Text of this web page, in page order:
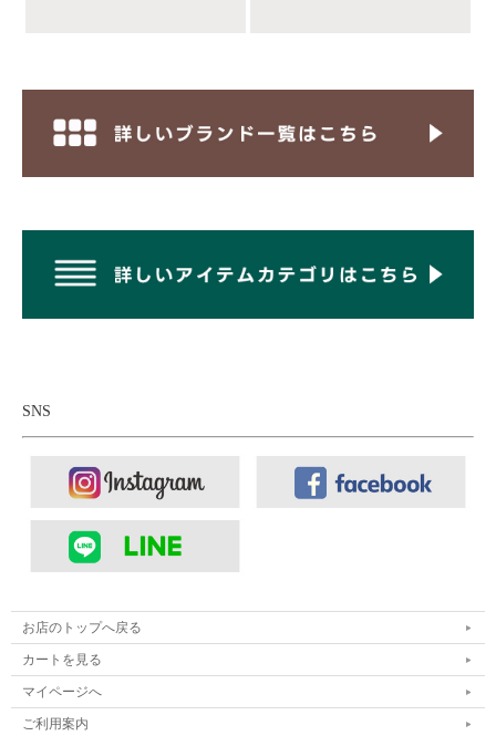
フロントのフラップ収納部はコインや紙幣を折り
たたんで入れるのにちょうど良い。
SNS
お店のトップへ戻る
カートを見る
マイページへ
ご利用案内